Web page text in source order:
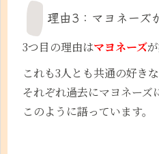
理由3：マヨネーズ
3つ目の理由はマヨネーズ
これも3人とも共通の好きな
それぞれ過去にマヨネーズ
このように語っています。